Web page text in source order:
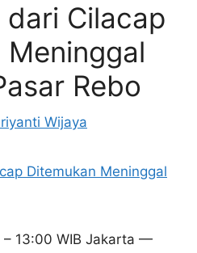
dari Cilacap
Rebo
Wijaya
13:00 WIB Jakarta —